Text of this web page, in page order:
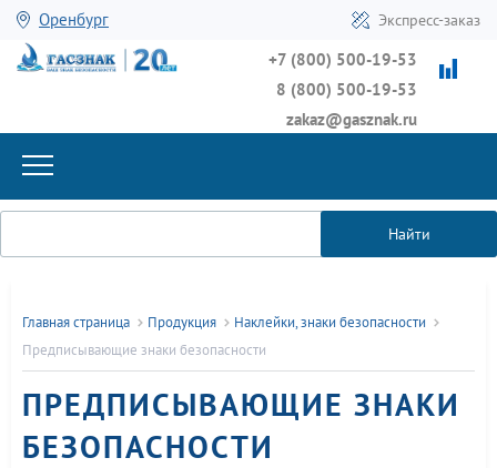
Оренбург Экспресс-заказ
+7 (800) 500-19-53
8 (800) 500-19-53
zakaz@gasznak.ru
Найти
Главная страница Продукция
Наклейки, знаки безопасности
Предписывающие знаки безопасности
ПРЕДПИСЫВАЮЩИЕ ЗНАКИ
БЕЗОПАСНОСТИ